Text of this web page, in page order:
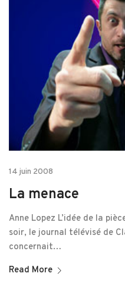
14 juin 2008
La menace
Anne Lopez L’idée de la
soir, le journal télévisé de
concernait…
Read More